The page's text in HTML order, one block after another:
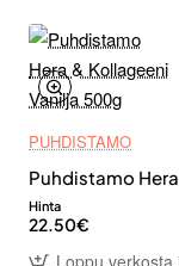
PUHDISTAMO
Puhdistamo
Hinta
22.50€
Loppu verkosta